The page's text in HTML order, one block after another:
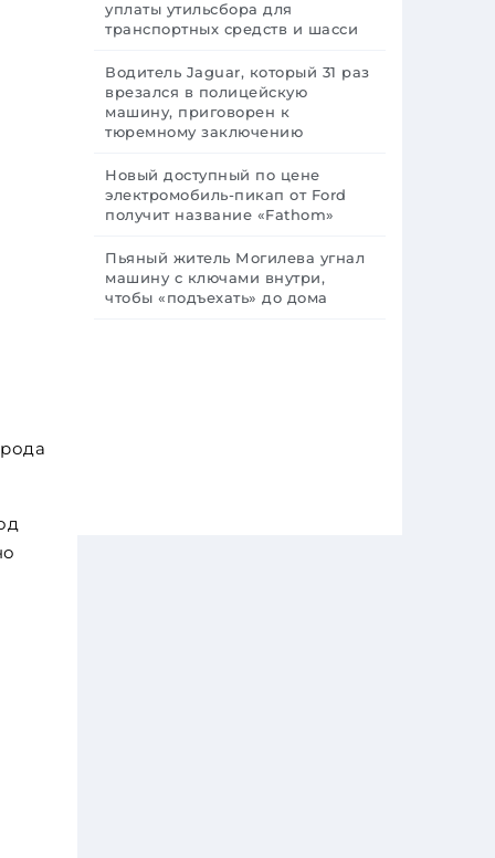
уплаты утильсбора для
транспортных средств и шасси
Водитель Jaguar, который 31 раз
врезался в полицейскую
машину, приговорен к
тюремному заключению
Новый доступный по цене
электромобиль-пикап от Ford
получит название «Fathom»
Пьяный житель Могилева угнал
машину с ключами внутри,
чтобы «подъехать» до дома